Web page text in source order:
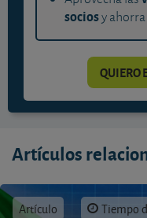
sociosy
QUIERO
Artículos
Artículo Tiempo